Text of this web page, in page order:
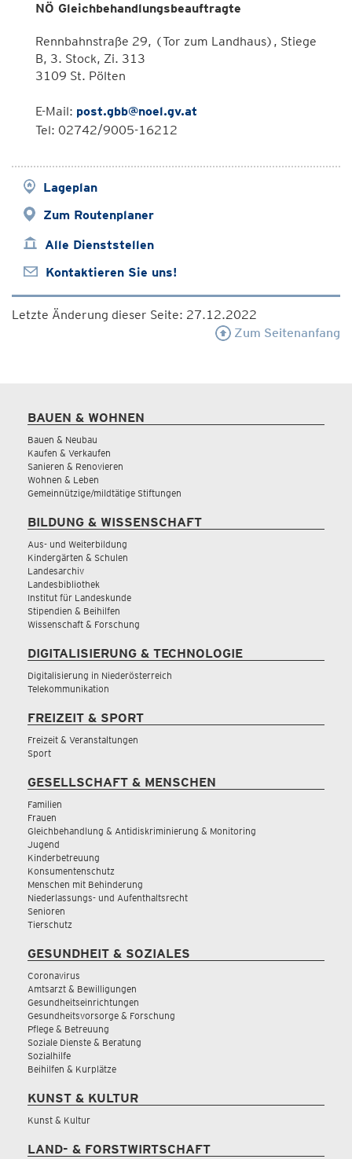
NÖ Gleichbehandlungsbeauftragte
Rennbahnstraße 29, (Tor zum Landhaus), Stiege
B, 3. Stock, Zi. 313
3109 St. Pölten
E-Mail: post.gbb@noel.gv.at
Tel: 02742/9005-16212
Lageplan
Zum Routenplaner
Alle Dienststellen
Kontaktieren Sie uns!
Letzte Änderung dieser Seite: 27.12.2022
Zum Seitenanfang
BAUEN & WOHNEN
Bauen & Neubau
Kaufen & Verkaufen
Sanieren & Renovieren
Wohnen & Leben
Gemeinnützige/mildtätige Stiftungen
BILDUNG & WISSENSCHAFT
Aus- und Weiterbildung
Kindergärten & Schulen
Landesarchiv
Landesbibliothek
Institut für Landeskunde
Stipendien & Beihilfen
Wissenschaft & Forschung
DIGITALISIERUNG & TECHNOLOGIE
Digitalisierung in Niederösterreich
Telekommunikation
FREIZEIT & SPORT
Freizeit & Veranstaltungen
Sport
GESELLSCHAFT & MENSCHEN
Familien
Frauen
Gleichbehandlung & Antidiskriminierung & Monitoring
Jugend
Kinderbetreuung
Konsumentenschutz
Menschen mit Behinderung
Niederlassungs- und Aufenthaltsrecht
Senioren
Tierschutz
GESUNDHEIT & SOZIALES
Coronavirus
Amtsarzt & Bewilligungen
Gesundheitseinrichtungen
Gesundheitsvorsorge & Forschung
Pflege & Betreuung
Soziale Dienste & Beratung
Sozialhilfe
Beihilfen & Kurplätze
KUNST & KULTUR
Kunst & Kultur
LAND- & FORSTWIRTSCHAFT